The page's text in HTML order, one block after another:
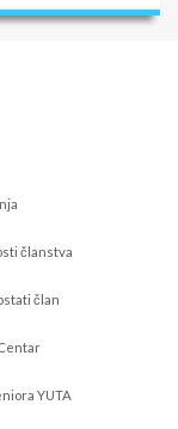
članstva
član
Centar
YUTA